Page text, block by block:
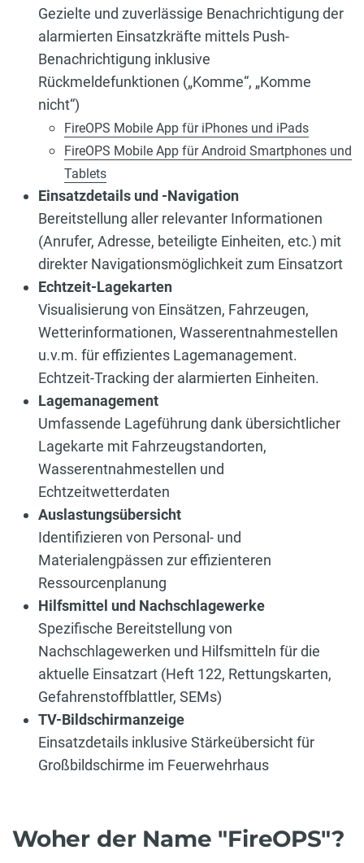
Gezielte und zuverlässige Benachrichtigung der
alarmierten Einsatzkräfte mittels Push-
Benachrichtigung inklusive
Rückmeldefunktionen („Komme“, „Komme
nicht“)
FireOPS Mobile App für iPhones und iPads
FireOPS Mobile App für Android Smartphones und
Tablets
Einsatzdetails und -Navigation
Bereitstellung aller relevanter Informationen
(Anrufer, Adresse, beteiligte Einheiten, etc.) mit
direkter Navigationsmöglichkeit zum Einsatzort
Echtzeit-Lagekarten
Visualisierung von Einsätzen, Fahrzeugen,
Wetterinformationen, Wasserentnahmestellen
u.v.m. für effizientes Lagemanagement.
Echtzeit-Tracking der alarmierten Einheiten.
Lagemanagement
Umfassende Lageführung dank übersichtlicher
Lagekarte mit Fahrzeugstandorten,
Wasserentnahmestellen und
Echtzeitwetterdaten
Auslastungsübersicht
Identifizieren von Personal- und
Materialengpässen zur effizienteren
Ressourcenplanung
Hilfsmittel und Nachschlagewerke
Spezifische Bereitstellung von
Nachschlagewerken und Hilfsmitteln für die
aktuelle Einsatzart (Heft 122, Rettungskarten,
Gefahrenstoffblattler, SEMs)
TV-Bildschirmanzeige
Einsatzdetails inklusive Stärkeübersicht für
Großbildschirme im Feuerwehrhaus
Woher der Name "FireOPS"?